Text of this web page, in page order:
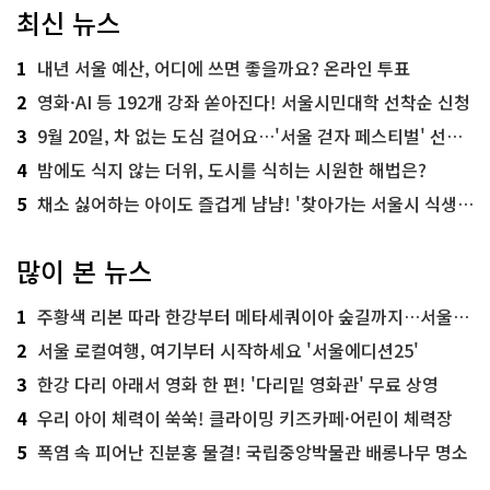
최신 뉴스
1 내년 서울 예산, 어디에 쓰면 좋을까요? 온라인 투표
2 영화·AI 등 192개 강좌 쏟아진다! 서울시민대학 선착순 신청
3 9월 20일, 차 없는 도심 걸어요…'서울 걷자 페스티벌' 선착순 5천명
4 밤에도 식지 않는 더위, 도시를 식히는 시원한 해법은?
5 채소 싫어하는 아이도 즐겁게 냠냠! '찾아가는 서울시 식생활 교육' 현장
많이 본 뉴스
1 주황색 리본 따라 한강부터 메타세쿼이아 숲길까지…서울둘레길 15코스
2 서울 로컬여행, 여기부터 시작하세요 '서울에디션25'
3 한강 다리 아래서 영화 한 편! '다리밑 영화관' 무료 상영
4 우리 아이 체력이 쑥쑥! 클라이밍 키즈카페·어린이 체력장
5 폭염 속 피어난 진분홍 물결! 국립중앙박물관 배롱나무 명소